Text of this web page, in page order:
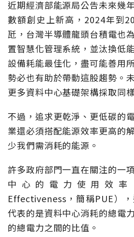
近期經濟部能源局公告未來幾
數額創史上新高，2024年到
瓩，台灣半導體龍頭台積電也
置智慧化管理系統，並汰換低
設備耗能最佳化，盡可能善用
勢必也有助於帶動這股趨勢。
更多資料中心基礎架構採取同
不過，追求更乾淨、更低碳的
業還必須搭配能源效率更高的
少我們需消耗的能源。
許多政府部門一直在關注的一
中心的電力使用效率
Effectiveness，簡稱PUE）
代表的是資料中心消耗的總電
的總電力之間的比值。